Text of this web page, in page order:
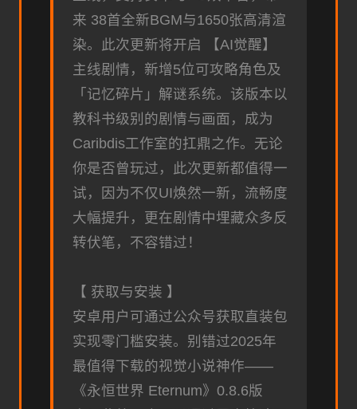
来 38首全新BGM与1650张高清渲
染。此次更新将开启 【AI觉醒】
主线剧情，新增5位可攻略角色及
「记忆碎片」解谜系统。该版本以
教科书级别的剧情与画面，成为
Caribdis工作室的扛鼎之作。无论
你是否曾玩过，此次更新都值得一
试，因为不仅UI焕然一新，流畅度
大幅提升，更在剧情中埋藏众多反
转伏笔，不容错过！
【 获取与安装 】
安卓用户可通过公众号获取直装包
实现零门槛安装。别错过2025年
最值得下载的视觉小说神作——
《永恒世界 Eternum》0.8.6版